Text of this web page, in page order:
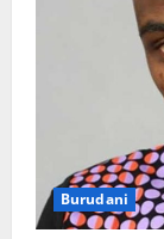
Burudani